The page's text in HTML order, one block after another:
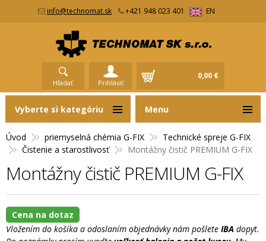
info@technomat.sk +421 948 023 401 EN
Hľadať Prihlásiť
0,00 €
Úvod priemyselná chémia G-FIX
Technické spreje G-FIX
Čistenie a starostlivosť
Montážny čistič PREMIUM G-FIX
Montážny čistič PREMIUM G-FIX
Cena na dotaz
Vložením do košíka a odoslaním objednávky nám pošlete IBA dopyt.
Vyberte si kategóriu Menu